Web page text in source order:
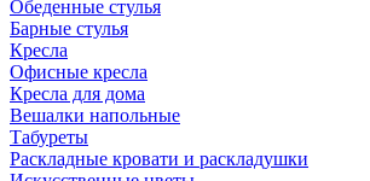
Обеденные стулья
Барные стулья
Кресла
Офисные кресла
Кресла для дома
Вешалки напольные
Табуреты
Раскладные кровати и раскладушки